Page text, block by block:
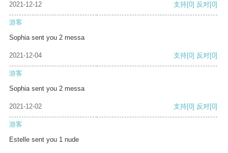
2021-12-12 支持[0] 反对[0]
游客
Sophia sent you 2 messa
2021-12-04 支持[0] 反对[0]
游客
Sophia sent you 2 messa
2021-12-02 支持[0] 反对[0]
游客
Estelle sent you 1 nude